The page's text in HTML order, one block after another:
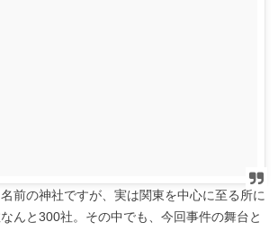
名前の神社ですが、実は関東を中心に至る所に
んと300社。その中でも、今回事件の舞台と